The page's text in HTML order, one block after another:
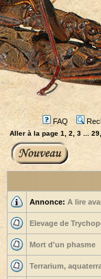
FAQ
Aller à la page 1 2 3 ...29
Annonce: A lire
Elevage de
Mort d'un phasme
Terrarium,